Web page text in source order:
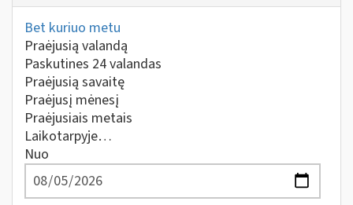
Bet kuriuo metu
Praėjusią valandą
Paskutines 24 valandas
Praėjusią savaitę
Praėjusį mėnesį
Praėjusiais metais
Laikotarpyje…
Nuo